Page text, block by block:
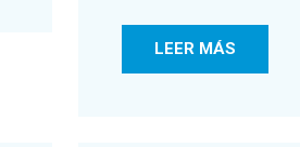
LEER MÁS